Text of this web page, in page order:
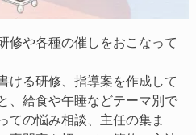
修や各種の催しをおこなって
ける研修、指導案を作成して
、給食や午睡などテーマ別で
ての悩み相談、主任の集ま